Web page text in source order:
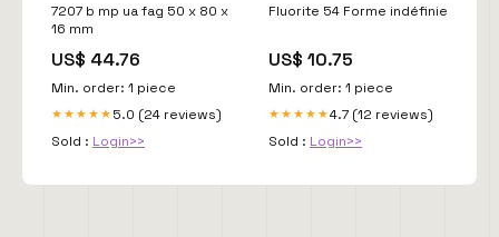
7207 b mp ua fag 50 x 80 x
16 mm
US$ 44.76
Min. order: 1 piece
★★★★★ 5.0 (24 reviews)
Sold : Login>>
Fluorite 54 Forme indéfinie
US$ 10.75
Min. order: 1 piece
★★★★★4.7 (12 reviews)
Sold : Login>>